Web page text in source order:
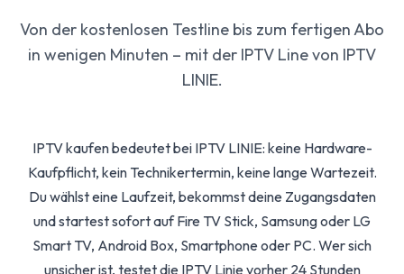
Von der kostenlosen Testline bis zum fertigen Abo
in wenigen Minuten – mit der IPTV Line von IPTV
LINIE.
IPTV kaufen bedeutet bei IPTV LINIE: keine Hardware-
Kaufpflicht, kein Technikertermin, keine lange Wartezeit.
Du wählst eine Laufzeit, bekommst deine Zugangsdaten
und startest sofort auf Fire TV Stick, Samsung oder LG
Smart TV, Android Box, Smartphone oder PC. Wer sich
unsicher ist, testet die IPTV Linie vorher 24 Stunden